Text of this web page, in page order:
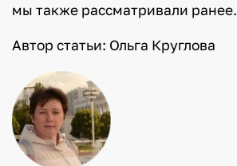
мы также рассматривали ранее.
Автор статьи: Ольга Круглова